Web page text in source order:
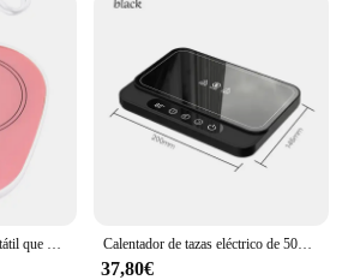
Calentador de tazas eléctrico de 50W, placa caliente de 9 engranajes, calentador de temperatura, posavasos de calefacción, fiambrera, leche, café, hogar y oficina, 220V
37,80€